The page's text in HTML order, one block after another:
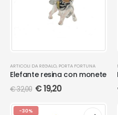
ARTICOLI DA REGALO, PORTA FORTUNA
Elefante resina con monete
€32,00 €19,20
-30%